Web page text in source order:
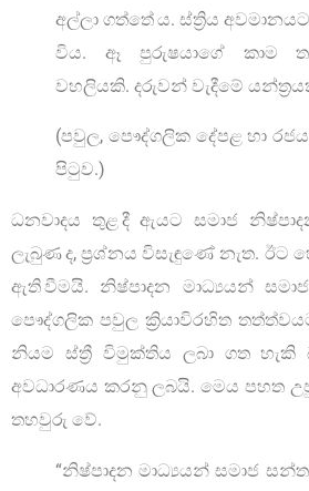
අල්ලා ගත්තේ ය. ස්ත්‍රිය
විය. ඈ පුරුෂයාගේ කාම
වහලියකි. දරුවන් වැදීමේ
(පවුල, පෞද්ගලික දේපළ හා
පිටුව.)
ධනවාදය තුළ දී ඇයට සමාජ
ලැබුණ ද, ප්‍රශ්නය විසැඳුණේ නැත. ඊට
ඇති වීමයි. නිෂ්පාදන මාධ්‍යයන්
පෞද්ගලික පවුල ක්‍රියාවිරහිත
නියම ස්ත්‍රී විමුක්තිය ලබා ගත හැකි
අවධාරණය කරනු ලබයි. මෙය පහත
තහවුරු වේ.
“නිෂ්පාදන මාධ්‍යයන් සමාජ